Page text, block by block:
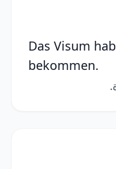
Das Visum
bekommen.